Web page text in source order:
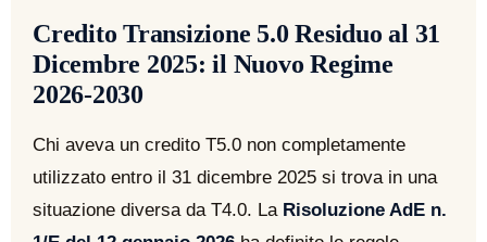
Credito Transizione 5.0 Residuo al 31
Dicembre 2025: il Nuovo Regime
2026-2030
Chi aveva un credito T5.0 non completamente
utilizzato entro il 31 dicembre 2025 si trova in una
situazione diversa da T4.0. La Risoluzione AdE n.